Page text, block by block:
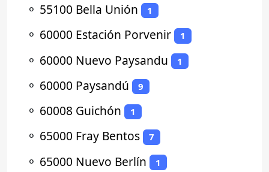
⚬ 55100 Bella Unión 1
⚬ 60000 Estación Porvenir 1
⚬ 60000 Nuevo Paysandu 1
⚬ 60000 Paysandú 9
⚬ 60008 Guichón 1
⚬ 65000 Fray Bentos 7
⚬ 65000 Nuevo Berlín 1